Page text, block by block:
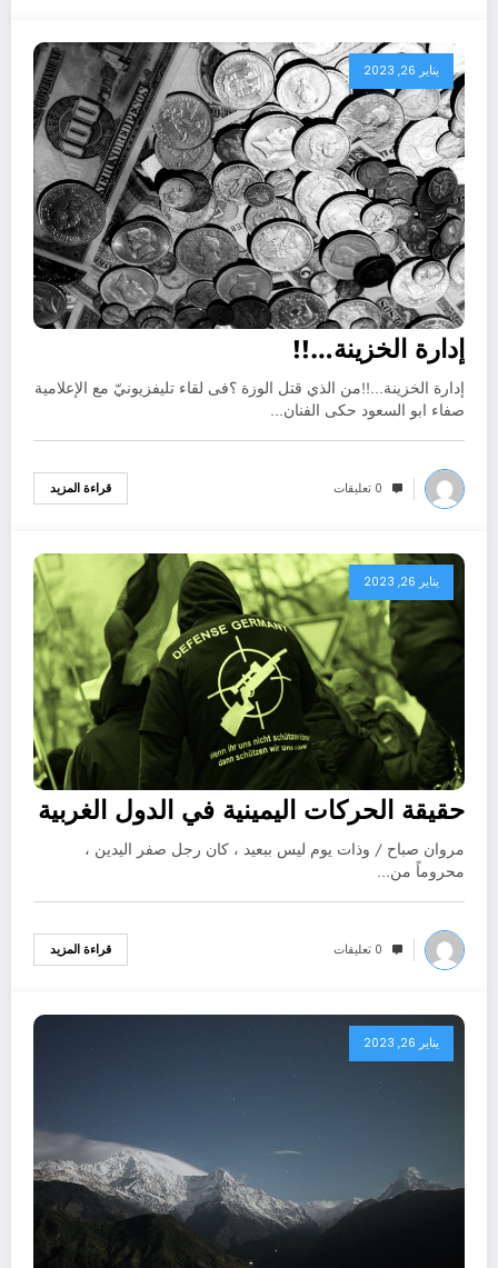
يناير 26, 2023
إدارة الخزينة…!!
إدارة الخزينة…!!من الذي قتل الوزة ؟فى لقاء تليفزيونيّ مع الإعلامية
صفاء ابو السعود حكى الفنان…
0 تعليقات قراءة المزيد
يناير 26, 2023
حقيقة الحركات اليمينية في الدول الغربية
مروان صباح / وذات يوم ليس ببعيد ، كان رجل صفر اليدين ،
محروماً من…
0 تعليقات قراءة المزيد
يناير 26, 2023